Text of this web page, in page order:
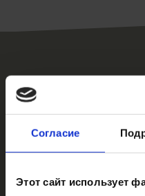
Согласие
Этот сайт использует